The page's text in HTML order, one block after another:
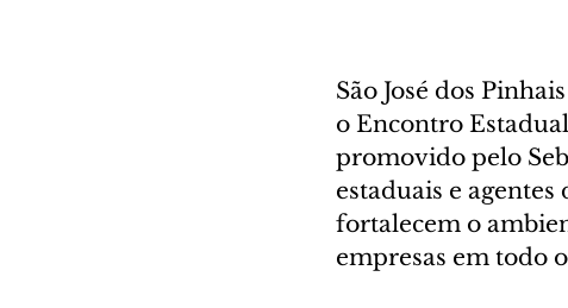
São José dos
o Encontro
promovido pelo
estaduais e
fortalecem o
empresas em todo